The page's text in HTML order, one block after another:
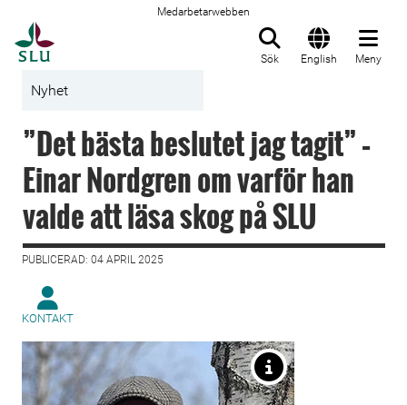
Medarbetarwebben
Sök English Meny
Nyhet
”Det bästa beslutet jag tagit” –
Einar Nordgren om varför han
valde att läsa skog på SLU
PUBLICERAD: 04 APRIL 2025
KONTAKT